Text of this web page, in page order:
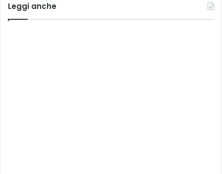
Leggi anche